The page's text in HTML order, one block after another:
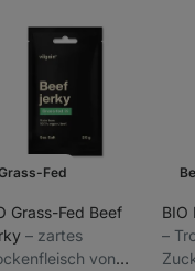
Fed
Grass-Fed Beef
⁠–⁠ zartes
von
BIO
⁠–⁠